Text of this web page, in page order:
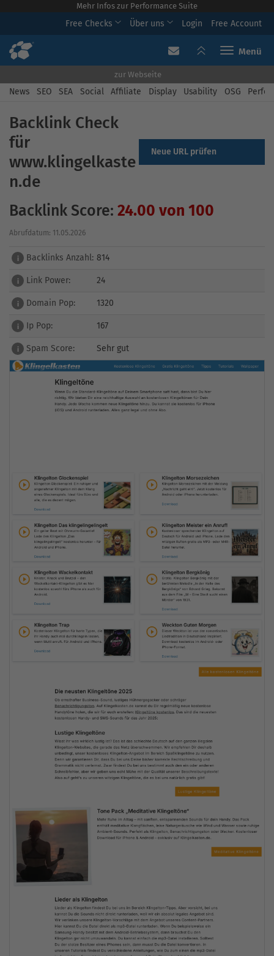
Mehr Infos zur Performance Suite
Free Checks Über uns Login Free Account
Toggle
zur Webseite
News SEO SEA Social Affiliate Display Usability OSG
Backlink Check
für
www.klingelkaste
n.de
Neue URL prüfen
Backlink Score: 24.00 von 100
Abrufdatum: 11.05.2026
i Backlinks Anzahl: 814
i Link Power: 24
i Domain Pop: 1320
i Ip Pop: 167
i Spam Score: Sehr gut